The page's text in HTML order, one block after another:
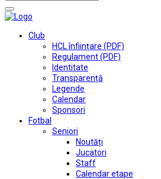
Club
HCL înființare (PDF)
Regulament (PDF)
Identitate
Transparență
Legende
Calendar
Sponsori
Fotbal
Seniori
Noutăți
Jucatori
Staff
Calendar etape